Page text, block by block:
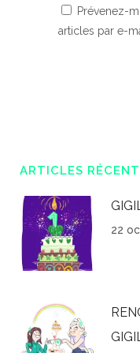
Prévenez-
articles par e-
ARTICLES
22